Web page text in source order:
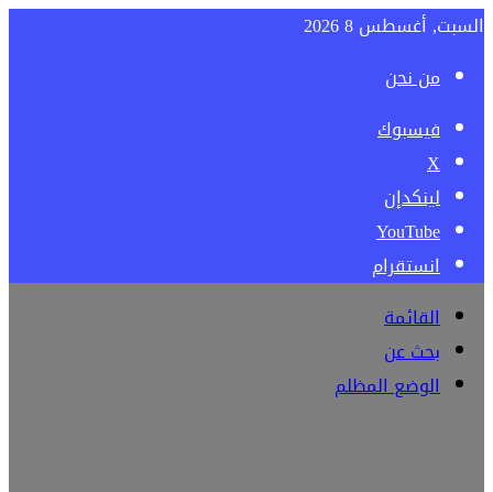
السبت, أغسطس 8 2026
من نحن
فيسبوك
‫X
لينكدإن
‫YouTube
انستقرام
القائمة
بحث عن
الوضع المظلم